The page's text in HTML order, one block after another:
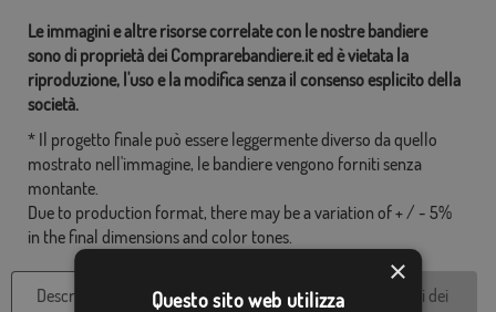
Le immagini e altre risorse correlate con le nostre bandiere
sono di proprietà dei Comprarebandiere.it ed è vietata la
riproduzione, l'uso e la modifica senza il consenso esplicito della
società.
* Il progetto finale può essere leggermente diverso da quello
mostrato nell'immagine, le bandiere vengono forniti senza
montante.
Due to production format, there may be a variation of + / - 5%
in the final dimensions and color tones.
Descrizione del
Caratteristiche
Recensioni dei
×
Questo sito web utilizza